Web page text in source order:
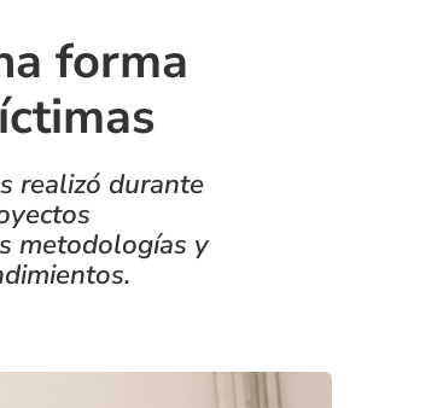
forma
realizó durante
metodologías y